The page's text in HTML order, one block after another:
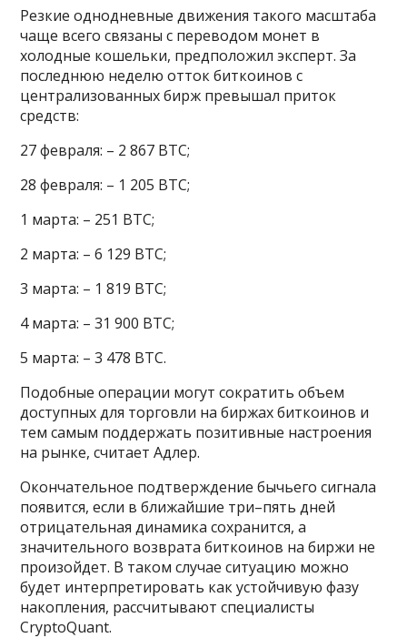
Резкие однодневные движения такого масштаба
чаще всего связаны с переводом монет в
холодные кошельки, предположил эксперт. За
последнюю неделю отток биткоинов с
централизованных бирж превышал приток
средств:
27 февраля: – 2 867 BTC;
28 февраля: – 1 205 BTC;
1 марта: – 251 BTC;
2 марта: – 6 129 BTC;
3 марта: – 1 819 BTC;
4 марта: – 31 900 BTC;
5 марта: – 3 478 BTC.
Подобные операции могут сократить объем
доступных для торговли на биржах биткоинов и
тем самым поддержать позитивные настроения
на рынке, считает Адлер.
Окончательное подтверждение бычьего сигнала
появится, если в ближайшие три–пять дней
отрицательная динамика сохранится, а
значительного возврата биткоинов на биржи не
произойдет. В таком случае ситуацию можно
будет интерпретировать как устойчивую фазу
накопления, рассчитывают специалисты
CryptoQuant.